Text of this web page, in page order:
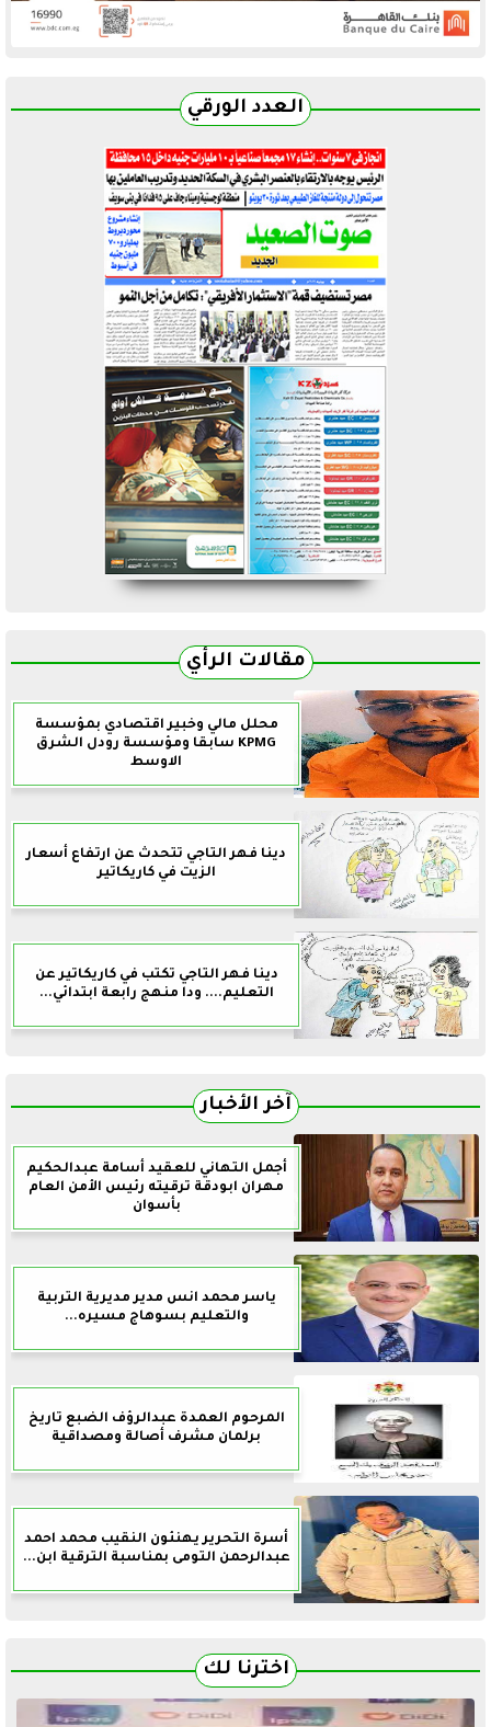
العدد الورقي
مقالات الرأي
محلل مالي وخبير اقتصادي بمؤسسة
KPMG سابقا ومؤسسة رودل الشرق
الاوسط
دينا فهر التاجي تتحدث عن ارتفاع أسعار
الزيت في كاريكاتير
دينا فهر التاجي تكتب في كاريكاتير عن
التعليم.... ودا منهج رابعة ابتدائي...
آخر الأخبار
أجمل التهاني للعقيد أسامة عبدالحكيم
مهران ابودقة ترقيته رئيس الأمن العام
بأسوان
ياسر محمد انس مدير مديرية التربية
والتعليم بسوهاج مسيره...
المرحوم العمدة عبدالرؤف الضبع تاريخ
برلمان مشرف أصالة ومصداقية
أسرة التحرير يهنئون النقيب محمد احمد
عبدالرحمن التومى بمناسبة الترقية ابن...
اخترنا لك